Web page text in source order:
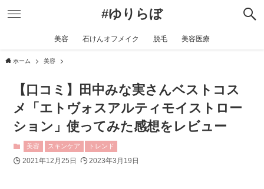
#ゆりらぼ
美容 石けんオフメイク 脱毛 美容医療
ホーム 美容
【口コミ】田中みな実さんベストコス
メ「エトヴォスアルティモイストロー
ション」使ってみた感想をレビュー
美容 スキンケア トレンド
2021年12月25日 2023年3月19日